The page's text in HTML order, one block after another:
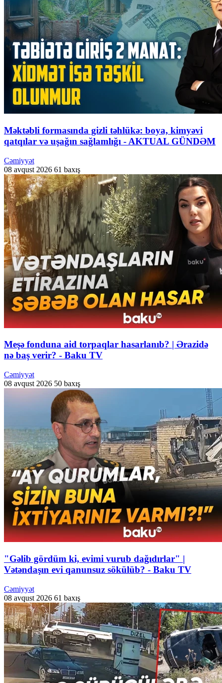
Məktəbli formasında gizli təhlükə: boya, kimyəvi
qatqılar və uşağın sağlamlığı - AKTUAL GÜNDƏM
Cəmiyyət
08 avqust 2026 61 baxış
Meşə fonduna aid torpaqlar hasarlanıb? | Ərazidə
nə baş verir? - Baku TV
Cəmiyyət
08 avqust 2026 50 baxış
"Gəlib gördüm ki, evimi vurub dağıdırlar" |
Vətəndaşın evi qanunsuz sökülüb? - Baku TV
Cəmiyyət
08 avqust 2026 61 baxış